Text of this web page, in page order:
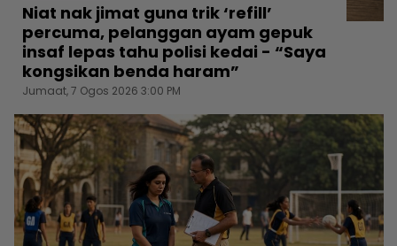
Niat nak jimat guna trik ‘refill’
percuma, pelanggan ayam gepuk
insaf lepas tahu polisi kedai - “Saya
kongsikan benda haram”
Jumaat, 7 Ogos 2026 3:00 PM